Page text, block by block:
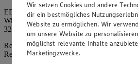
EDEKA Minden-Hannover Holding
Wittelsbacherallee 61
32427 Minden
Registergericht: Amtsgericht Bad
Registernummer: HRB 4086
Wir setzen Cookies und andere
dir ein bestmögliches
Website zu ermöglichen. Wir
um unsere Website zu
möglichst relevante Inhalte
Marketingzwecke.